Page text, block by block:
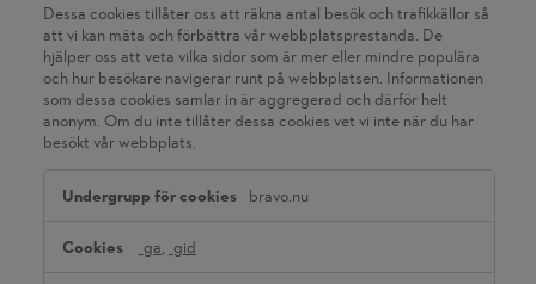
Dessa cookies tillåter oss att räkna antal besök och trafikkällor så
att vi kan mäta och förbättra vår webbplatsprestanda. De
hjälper oss att veta vilka sidor som är mer eller mindre populära
och hur besökare navigerar runt på webbplatsen. Informationen
som dessa cookies samlar in är aggregerad och därför helt
anonym. Om du inte tillåter dessa cookies vet vi inte när du har
besökt vår webbplats.
cookies
bravo.nu
_ga, _gid